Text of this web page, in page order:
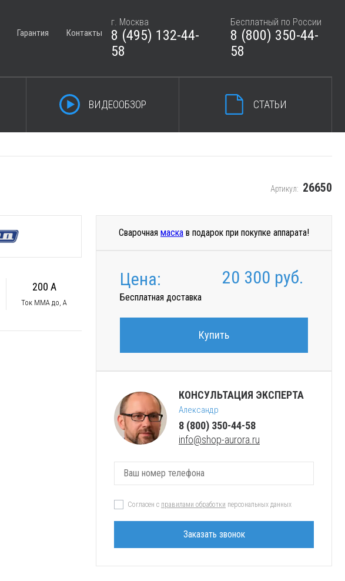
Гарантия Контакты
г. Москва
8 (495) 132-44-
58
Бесплатный по России
8 (800) 350-44-
58
ВИДЕООБЗОР СТАТЬИ
Артикул: 26650
200 А
Ток ММА до, А
Сварочная маска в подарок при покупке аппарата!
Цена: 20 300 руб.
Бесплатная доставка
Купить
КОНСУЛЬТАЦИЯ ЭКСПЕРТА
Александр
8 (800) 350-44-58
info@shop-aurora.ru
Согласен с правилами обработки персональных данных
Заказать звонок
ЗАКРЫТЬ КОРЗИНУ